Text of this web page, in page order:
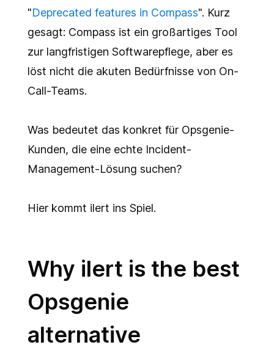
"Deprecated features in Compass". Kurz
gesagt: Compass ist ein großartiges Tool
zur langfristigen Softwarepflege, aber es
löst nicht die akuten Bedürfnisse von On-
Call-Teams.
Was bedeutet das konkret für Opsgenie-
Kunden, die eine echte Incident-
Management-Lösung suchen?
Hier kommt ilert ins Spiel.
Why ilert is the best
Opsgenie
alternative